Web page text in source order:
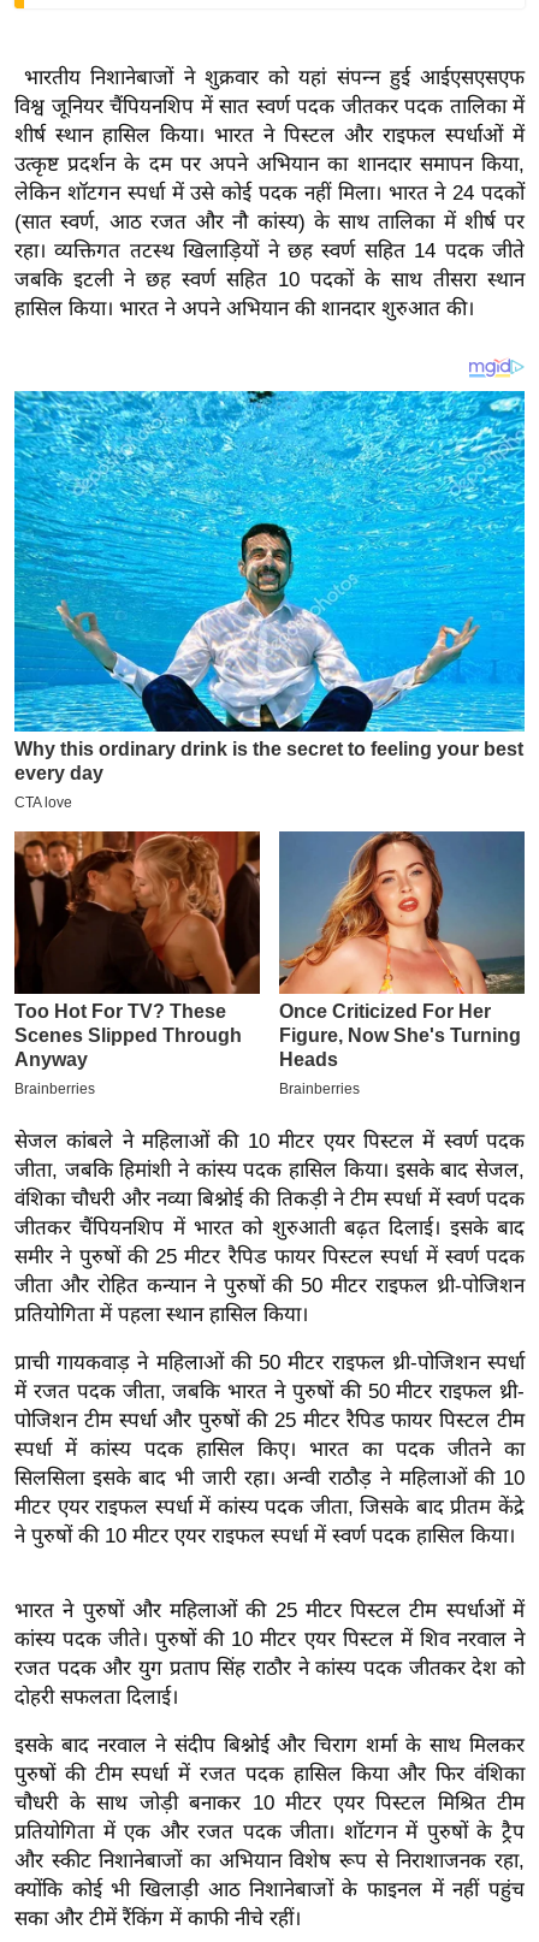
शे
ष
ज्ञ
रा
य
ब
ज
ट
क्रि
के
ट
I
P
L
2
0
6
क्रा
इ
म
ई
-
पे
प
मि
सा
ल
मि
सा
ल
श
ख्सि
य
यं
ग
इं
डि
या
सा
त्य
ज
ग
त
ऑ
टो
व
र्ल्ड
न्यू
ज
ब्री
भारतीय निशानेबाजों ने शुक्रवार को यहां संपन्न हुई आईएसएसएफ
विश्व जूनियर चैंपियनशिप में सात स्वर्ण पदक जीतकर पदक तालिका में
शीर्ष स्थान हासिल किया। भारत ने पिस्टल और राइफल स्पर्धाओं में
उत्कृष्ट प्रदर्शन के दम पर अपने अभियान का शानदार समापन किया,
लेकिन शॉटगन स्पर्धा में उसे कोई पदक नहीं मिला। भारत ने 24 पदकों
(सात स्वर्ण, आठ रजत और नौ कांस्य) के साथ तालिका में शीर्ष पर
रहा। व्यक्तिगत तटस्थ खिलाड़ियों ने छह स्वर्ण सहित 14 पदक जीते
जबकि इटली ने छह स्वर्ण सहित 10 पदकों के साथ तीसरा स्थान
हासिल किया। भारत ने अपने अभियान की शानदार शुरुआत की।
सेजल कांबले ने महिलाओं की 10 मीटर एयर पिस्टल में स्वर्ण पदक
जीता, जबकि हिमांशी ने कांस्य पदक हासिल किया। इसके बाद सेजल,
वंशिका चौधरी और नव्या बिश्नोई की तिकड़ी ने टीम स्पर्धा में स्वर्ण पदक
जीतकर चैंपियनशिप में भारत को शुरुआती बढ़त दिलाई। इसके बाद
समीर ने पुरुषों की 25 मीटर रैपिड फायर पिस्टल स्पर्धा में स्वर्ण पदक
जीता और रोहित कन्यान ने पुरुषों की 50 मीटर राइफल थ्री-पोजिशन
प्रतियोगिता में पहला स्थान हासिल किया।
प्राची गायकवाड़ ने महिलाओं की 50 मीटर राइफल थ्री-पोजिशन स्पर्धा
में रजत पदक जीता, जबकि भारत ने पुरुषों की 50 मीटर राइफल थ्री-
पोजिशन टीम स्पर्धा और पुरुषों की 25 मीटर रैपिड फायर पिस्टल टीम
स्पर्धा में कांस्य पदक हासिल किए। भारत का पदक जीतने का
सिलसिला इसके बाद भी जारी रहा। अन्वी राठौड़ ने महिलाओं की 10
मीटर एयर राइफल स्पर्धा में कांस्य पदक जीता, जिसके बाद प्रीतम केंद्रे
ने पुरुषों की 10 मीटर एयर राइफल स्पर्धा में स्वर्ण पदक हासिल किया।
भारत ने पुरुषों और महिलाओं की 25 मीटर पिस्टल टीम स्पर्धाओं में
कांस्य पदक जीते। पुरुषों की 10 मीटर एयर पिस्टल में शिव नरवाल ने
रजत पदक और युग प्रताप सिंह राठौर ने कांस्य पदक जीतकर देश को
दोहरी सफलता दिलाई।
इसके बाद नरवाल ने संदीप बिश्नोई और चिराग शर्मा के साथ मिलकर
पुरुषों की टीम स्पर्धा में रजत पदक हासिल किया और फिर वंशिका
चौधरी के साथ जोड़ी बनाकर 10 मीटर एयर पिस्टल मिश्रित टीम
प्रतियोगिता में एक और रजत पदक जीता। शॉटगन में पुरुषों के ट्रैप
और स्कीट निशानेबाजों का अभियान विशेष रूप से निराशाजनक रहा,
क्योंकि कोई भी खिलाड़ी आठ निशानेबाजों के फाइनल में नहीं पहुंच
सका और टीमें रैंकिंग में काफी नीचे रहीं।